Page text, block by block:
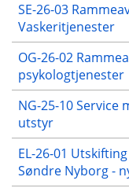
SE-26-03
Vaskeritjenester
OG-26-02
psykologtjenester
NG-25-10 Service
utstyr
EL-26-01
Søndre Nyborg -